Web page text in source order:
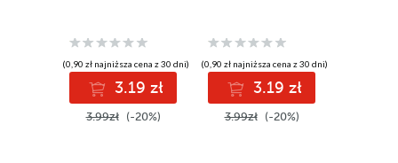
(0,90 zł najniższa cena z 30 dni)
3.19 zł
3.99zł (-20%)
(0,90 zł najniższa cena z 30 dni)
3.19 zł
3.99zł (-20%)